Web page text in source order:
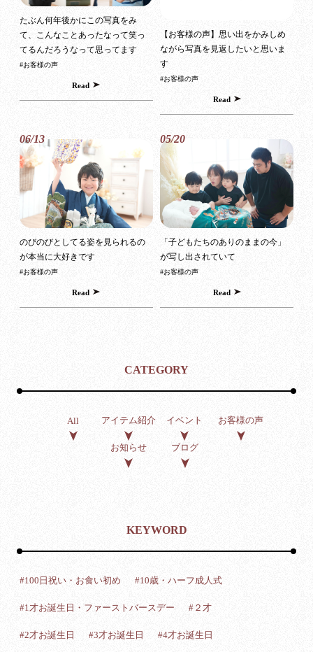
たぶん何年後かにこの写真をみ
て、こんなことあったなって笑っ
てるんだろうなって思ってます
#お客様の声
Read
【お客様の声】思い出をかみしめ
ながら写真を見返したいと思いま
す
#お客様の声
Read
06/13
のびのびとしてる姿を見られるの
が本当に大好きです
#お客様の声
Read
05/20
「子どもたちのありのままの今」
が写し出されていて
#お客様の声
Read
CATEGORY
All アイテム紹介 イベント お客様の声
お知らせ ブログ
KEYWORD
#100日祝い・お食い初め #10歳・ハーフ成人式
#1才お誕生日・ファーストバースデー #２才
#2才お誕生日 #3才お誕生日 #4才お誕生日